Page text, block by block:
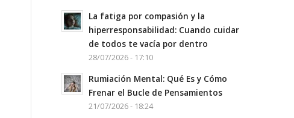
La fatiga por compasión y la
hiperresponsabilidad: Cuando cuidar
de todos te vacía por dentro
28/07/2026 - 17:10
Rumiación Mental: Qué Es y Cómo
Frenar el Bucle de Pensamientos
21/07/2026 - 18:24